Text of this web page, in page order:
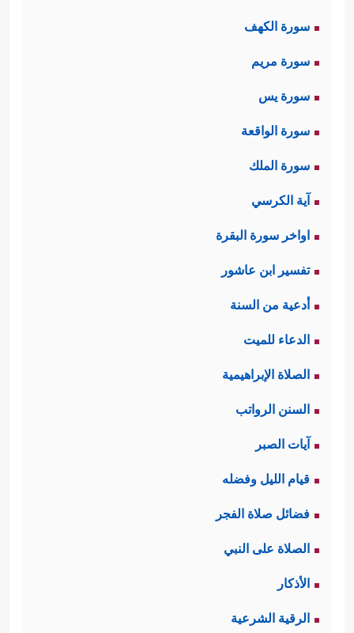
سورة الكهف
سورة مريم
سورة يس
سورة الواقعة
سورة الملك
آية الكرسي
اواخر سورة البقرة
تفسير ابن عاشور
أدعية من السنة
الدعاء للميت
الصلاة الإبراهيمية
السنن الرواتب
آيات الصبر
قيام الليل وفضله
فضائل صلاة الفجر
الصلاة على النبي
الأذكار
الرقية الشرعية